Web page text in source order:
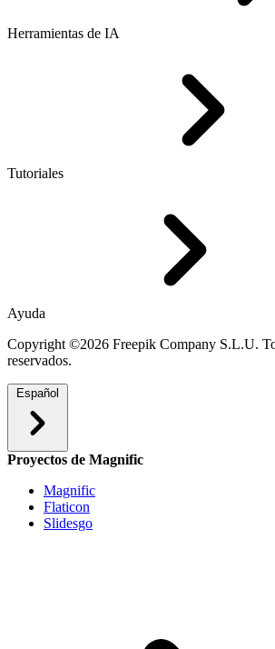
Herramientas de IA
Tutoriales
Ayuda
Copyright ©2026 Freepik Company S.L.U.
reservados.
Español
Proyectos de Magnific
Magnific
Flaticon
Slidesgo